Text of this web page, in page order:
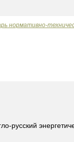
нормативно-
русский